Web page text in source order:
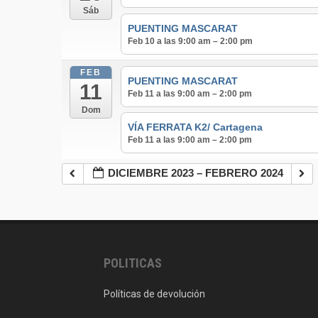
Sáb
PUENTING MASCARAT
Feb 10 a las 9:00 am – 2:00 pm
FEB
11
Dom
PUENTING MASCARAT
Feb 11 a las 9:00 am – 2:00 pm
VÍA FERRATA K2/ Cartagena
Feb 11 a las 9:00 am – 2:00 pm
DICIEMBRE 2023 – FEBRERO 2024
POLITICAS
Políticas de devolución